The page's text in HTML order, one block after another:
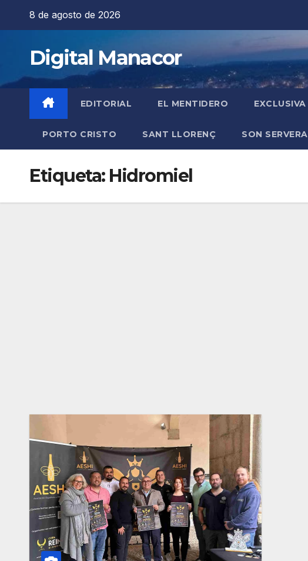
8 de agosto de 2026
Digital Manacor
EDITORIAL EL MENTIDERO EXCLUSIVA
PORTO CRISTO SANT LLORENÇ SON SERVERA
Etiqueta: Hidromiel